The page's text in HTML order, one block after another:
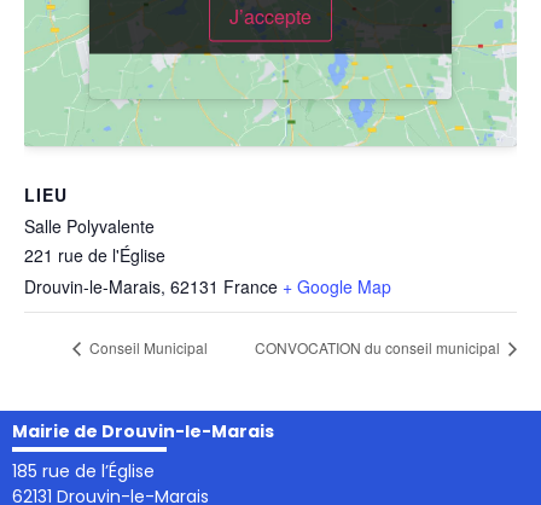
LIEU
Salle Polyvalente
221 rue de l'Église
Drouvin-le-Marais, 62131 France + Google Map
J’accepte
J’accepte
Conseil Municipal CONVOCATION du conseil municipal
Mairie de Drouvin-le-Marais
185 rue de l’Église
62131 Drouvin-le-Marais